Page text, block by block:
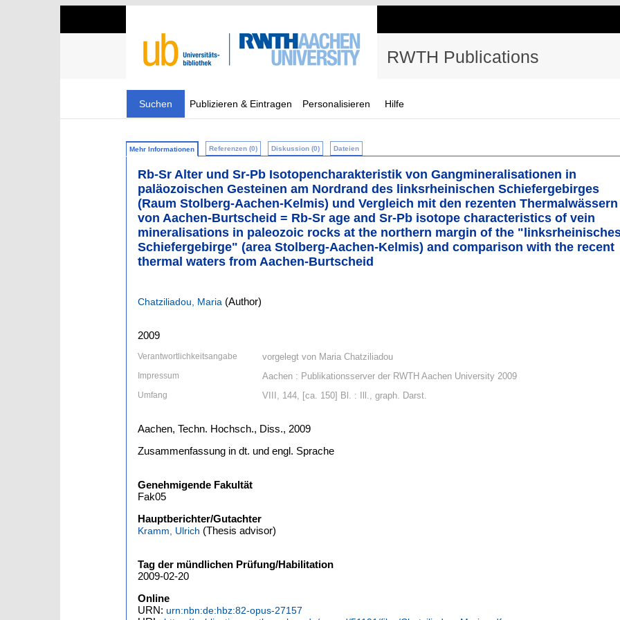
RWTH Publications
Suchen Publizieren & Eintragen Personalisieren Hilfe
Mehr Informationen Referenzen (0) Diskussion (0) Dateien
Rb-Sr Alter und Sr-Pb Isotopencharakteristik von Gangmineralisationen in
paläozoischen Gesteinen am Nordrand des linksrheinischen Schiefergebirges
(Raum Stolberg-Aachen-Kelmis) und Vergleich mit den rezenten Thermalwässern
von Aachen-Burtscheid = Rb-Sr age and Sr-Pb isotope characteristics of vein
mineralisations in paleozoic rocks at the northern margin of the
Schiefergebirge" (area Stolberg-Aachen-Kelmis) and comparison with the recent
thermal waters from Aachen-Burtscheid
Chatziliadou, Maria (Author)
2009
Verantwortlichkeitsangabe vorgelegt von Maria Chatziliadou
Impressum Aachen : Publikationsserver der RWTH Aachen University 2009
Umfang VIII, 144, [ca. 150] Bl. : Ill., graph. Darst.
Aachen, Techn. Hochsch., Diss., 2009
Zusammenfassung in dt. und engl. Sprache
Genehmigende Fakultät
Fak05
Hauptberichter/Gutachter
Kramm, Ulrich (Thesis advisor)
Tag der mündlichen Prüfung/Habilitation
2009-02-20
Online
URN: urn:nbn:de:hbz:82-opus-27157